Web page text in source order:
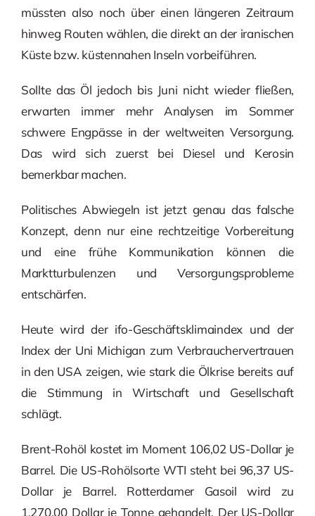
müssten also noch über einen längeren Zeitraum
hinweg Routen wählen, die direkt an der iranischen
Küste bzw. küstennahen Inseln vorbeiführen.
Sollte das Öl jedoch bis Juni nicht wieder fließen,
erwarten immer mehr Analysen im Sommer
schwere Engpässe in der weltweiten Versorgung.
Das wird sich zuerst bei Diesel und Kerosin
bemerkbar machen.
Politisches Abwiegeln ist jetzt genau das falsche
Konzept, denn nur eine rechtzeitige Vorbereitung
und eine frühe Kommunikation können die
Marktturbulenzen und Versorgungsprobleme
entschärfen.
Heute wird der ifo-Geschäftsklimaindex und der
Index der Uni Michigan zum Verbrauchervertrauen
in den USA zeigen, wie stark die Ölkrise bereits auf
die Stimmung in Wirtschaft und Gesellschaft
schlägt.
Brent-Rohöl kostet im Moment 106,02 US-Dollar je
Barrel. Die US-Rohölsorte WTI steht bei 96,37 US-
Dollar je Barrel. Rotterdamer Gasoil wird zu
1.270,00 Dollar je Tonne gehandelt. Der US-Dollar